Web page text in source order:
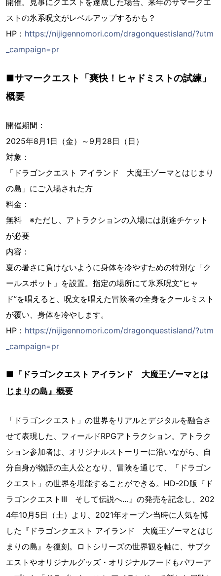
ストの氷系呪文がレベルアップするかも？
HP： https://nijigennomori.com/dragonquestisland/?utm
_campaign=pr
■サマークエスト「爽快！ヒャドミストの試練」
概要
開催期間：
2025年8月1日（金）～9月28日（日）
対象：
「ドラゴンクエスト アイランド 大魔王ゾーマとはじまり
の島」にご入場された方
料金：
無料 ※ただし、アトラクションの入場には別途チケット
が必要
内容：
夏の暑さに負けないように身体を冷やすための特別な「ク
ールスポット」を設置。指定の場所にて氷系呪文“ヒャ
ド”を唱えると、呪文を唱えた冒険者の全身をクールミスト
が覆い、身体を冷やします。
HP： https://nijigennomori.com/dragonquestisland/?utm
_campaign=pr
■『ドラゴンクエスト アイランド 大魔王ゾーマとは
じまりの島』概要
「ドラゴンクエスト」の世界をリアルとデジタルを融合さ
せて表現した、フィールドRPGアトラクション。アトラク
ション参加者は、オリジナルストーリーに沿いながら、自
分自身が物語の主人公となり、冒険を通じて、「ドラゴン
クエスト」の世界を堪能することができる。HD-2D版『ド
ラゴンクエストIII そして伝説へ…』の発売を記念し、202
4年10月5日（土）より、2021年オープン当時に人気を博
した『ドラゴンクエスト アイランド 大魔王ゾーマとはじ
まりの島』を復刻。ロトシリーズの世界観を軸に、サブク
エストやオリジナルグッズ・オリジナルフードもパワーア